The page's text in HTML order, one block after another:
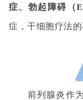
症、勃起障碍（
症，干细胞疗法
前列腺炎作